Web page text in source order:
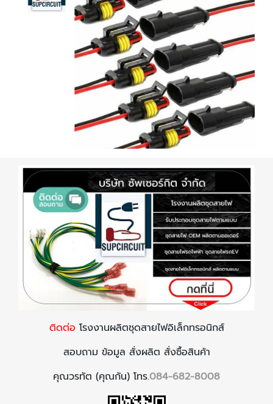
ติดต่อ โรงงานผลิตชุดสายไฟอิเล็กทรอนิกส์
สอบถาม ข้อมูล สั่งผลิต สั่งซื้อสินค้า
คุณวรทัต (คุณกัน) โทร.084-682-8008